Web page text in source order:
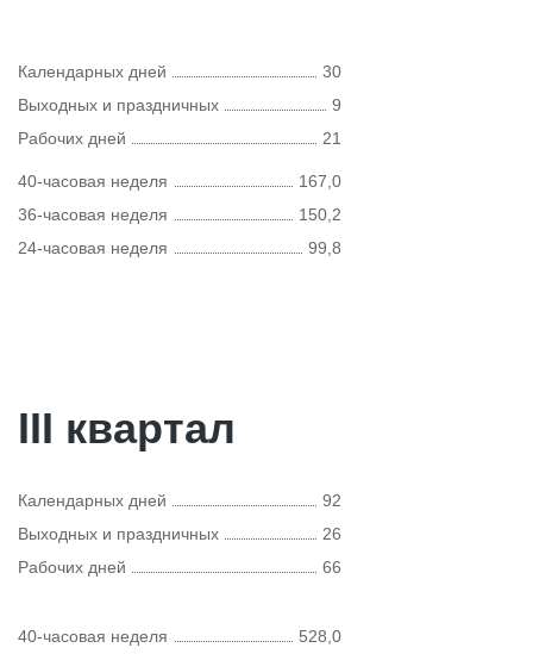
Календарных дней
30
Выходных и праздничных
9
Рабочих дней
21
40-часовая неделя
167,0
36-часовая неделя
150,2
24-часовая неделя
99,8
III квартал
Календарных дней
92
Выходных и праздничных
26
Рабочих дней
66
40-часовая неделя 528,0